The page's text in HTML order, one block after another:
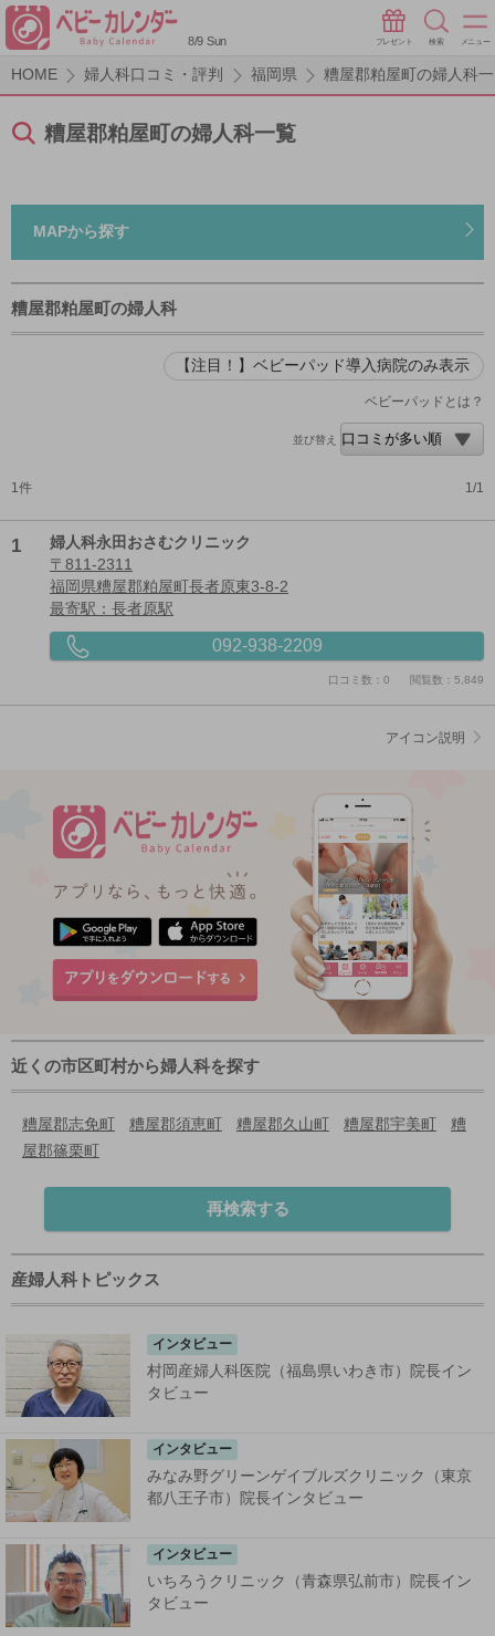
8/9 Sun プレゼント 検索 メニュー
HOME 婦人科口コミ・評判 福岡県 糟屋郡粕屋町の婦人科
糟屋郡粕屋町の婦人科一覧
MAPから探す
糟屋郡粕屋町の婦人科
【注目！】ベビーパッド導入病院のみ表示
ベビーパッドとは？
並び替え
1件 1/1
1
婦人科永田おさむクリニック
〒811-2311
福岡県糟屋郡粕屋町長者原東3‐8‐2
最寄駅：長者原駅
092-938-2209
口コミ数：0 閲覧数：5,849
アイコン説明
近くの市区町村から婦人科を探す
糟屋郡志免町 糟屋郡須恵町 糟屋郡久山町 糟屋郡宇美町
糟
屋郡篠栗町
再検索する
産婦人科トピックス
インタビュー
村岡産婦人科医院（福島県いわき市）院長イン
タビュー
インタビュー
みなみ野グリーンゲイブルズクリニック（東京
都八王子市）院長インタビュー
インタビュー
いちろうクリニック（青森県弘前市）院長イン
タビュー